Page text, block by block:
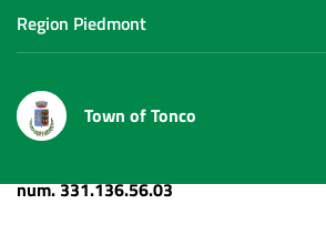
Region Piedmont
Town of Tonco
num. 331.136.56.03